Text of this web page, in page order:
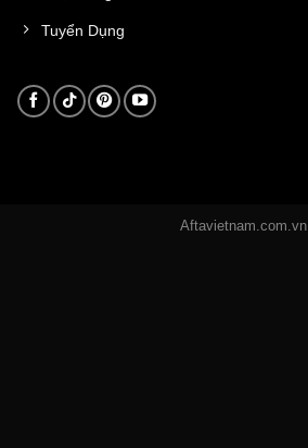
Tuyển Dụng
Aftavietnam.com.vn